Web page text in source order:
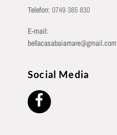
Telefon: 0749 385 830
E-mail:
bellacasabaiamare@gmail.com
Social Media